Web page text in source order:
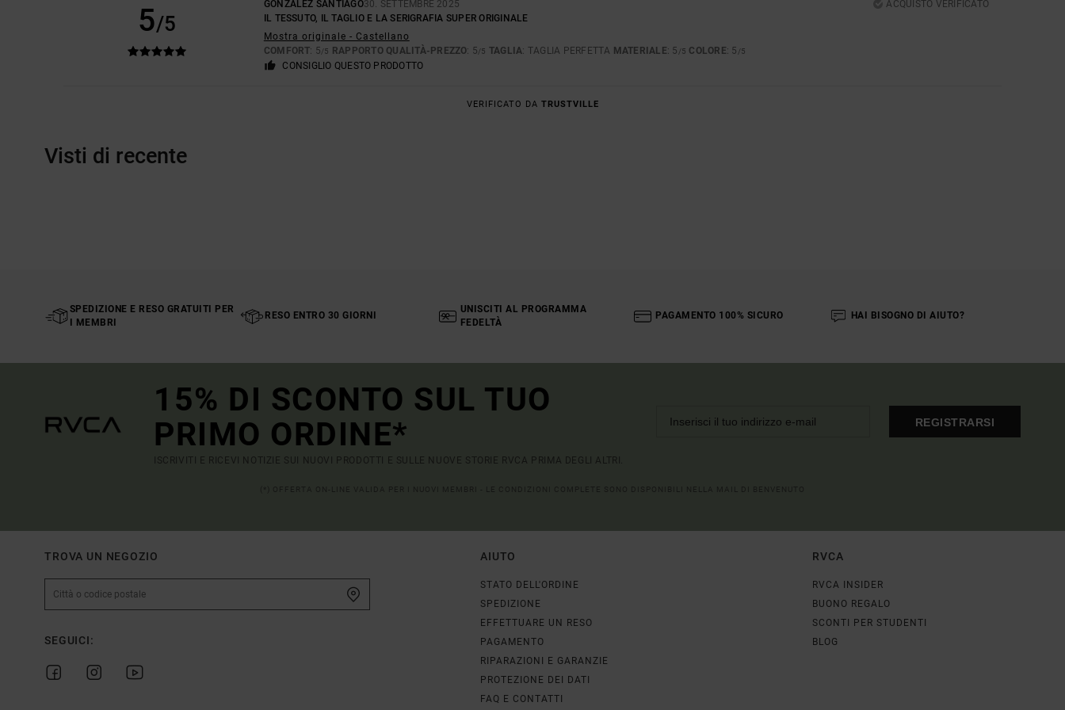
5/5
GONZALEZ SANTIAGO30. SETTEMBRE 2025
ACQUISTO VERIFICATO
IL TESSUTO, IL TAGLIO E LA SERIGRAFIA SUPER ORIGINALE
Mostra originale - Castellano
COMFORT: 5/5 RAPPORTO QUALITÀ-PREZZO: 5/5 TAGLIA: TAGLIA PERFETTA MATERIALE: 5 /5 COLORE: 5 /5
CONSIGLIO QUESTO PRODOTTO
VERIFICATO DA TRUSTVILLE
Visti di recente
SPEDIZIONE E RESO GRATUITI PER
I MEMBRI
RESO ENTRO 30 GIORNI
UNISCITI AL PROGRAMMA
FEDELTÀ
PAGAMENTO 100% SICURO HAI BISOGNO DI AIUTO?
15% DI SCONTO SUL TUO
PRIMO ORDINE*
ISCRIVITI E RICEVI NOTIZIE SUI NUOVI PRODOTTI E SULLE NUOVE STORIE RVCA PRIMA DEGLI ALTRI.
REGISTRARSI
TROVA UN NEGOZIO
SEGUICI:
AIUTO
STATO DELL'ORDINE
SPEDIZIONE
EFFETTUARE UN RESO
PAGAMENTO
RIPARAZIONI E GARANZIE
PROTEZIONE DEI DATI
FAQ E CONTATTI
RVCA
RVCA INSIDER
BUONO REGALO
SCONTI PER STUDENTI
BLOG